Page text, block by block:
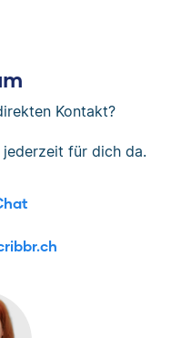
Kontakt?
jederzeit für dich da.